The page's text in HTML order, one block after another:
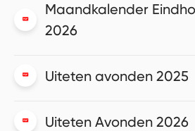
Maandkalender
2026
Uiteten avonden 2025
Uiteten Avonden 2026